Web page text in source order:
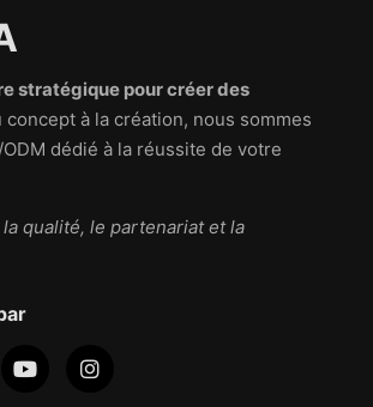
stratégique pour créer des
concept à la création, nous sommes
dédié à la réussite de votre
qualité, le partenariat et la